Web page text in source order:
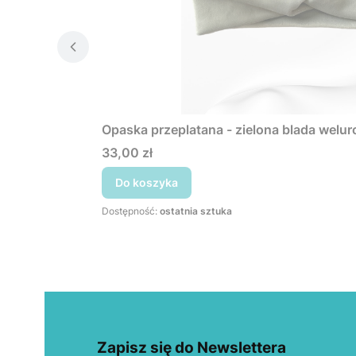
Opaska przeplatana - zielona blada
Cena
33,00 zł
Do koszyka
Dostępność: ostatnia sztuka
Zapisz się do Newslettera